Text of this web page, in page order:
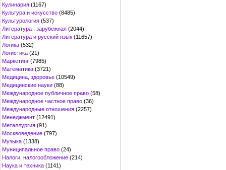
Кулинария (1167)
Культура и искусство (8485)
Культурология (537)
Литература : зарубежная (2044)
Литература и русский язык (11657)
Логика (532)
Логистика (21)
Маркетинг (7985)
Математика (3721)
Медицина, здоровье (10549)
Медицинские науки (88)
Международное публичное право (58)
Международное частное право (36)
Международные отношения (2257)
Менеджмент (12491)
Металлургия (91)
Москвоведение (797)
Музыка (1338)
Муниципальное право (24)
Налоги, налогообложение (214)
Наука и техника (1141)